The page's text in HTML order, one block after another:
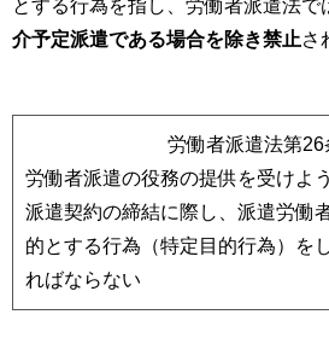
とする行為を指し、労働者派遣法で
介予定派遣である場合を除き禁止さ
労働者派遣法第26
労働者派遣の役務の提供を受けよ
派遣契約の締結に際し、派遣労働
的とする行為（特定目的行為）を
ればならない